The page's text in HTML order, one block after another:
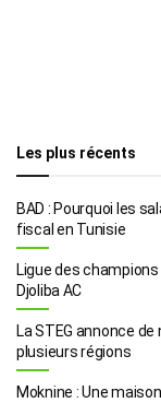
Les plus récents
BAD : Pourquoi les
fiscal en Tunisie
Ligue des
Djoliba AC
La STEG annonce
plusieurs régions
Moknine : Une